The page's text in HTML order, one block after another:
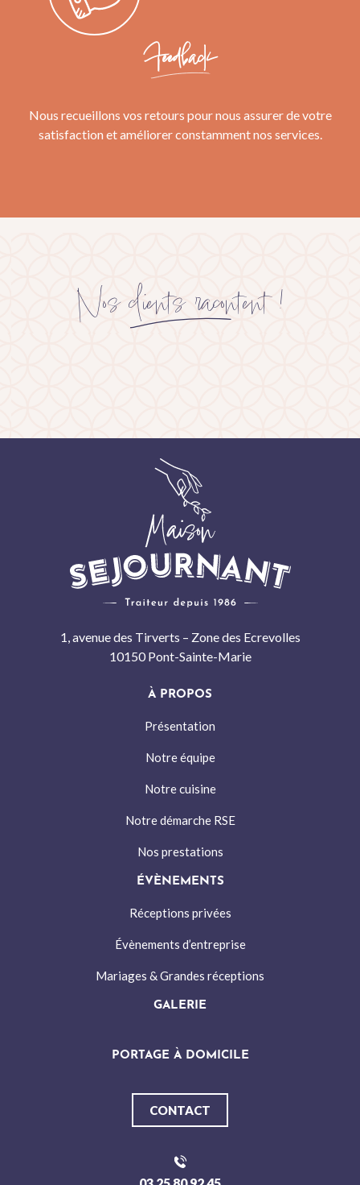
Feedback
Nous recueillons vos retours pour nous assurer de votre
satisfaction et améliorer constamment nos services.
Nos clients racontent !
1, avenue des Tirverts – Zone des Ecrevolles
10150 Pont-Sainte-Marie
À PROPOS
Présentation
Notre équipe
Notre cuisine
Notre démarche RSE
Nos prestations
ÉVÈNEMENTS
Réceptions privées
Évènements d’entreprise
Mariages & Grandes réceptions
GALERIE
PORTAGE À DOMICILE
CONTACT